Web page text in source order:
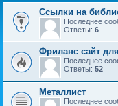
Ссылки на
Последнее
Ответы: 6
Фриланс сайт
Последнее
Ответы: 52
Металлист
Последнее